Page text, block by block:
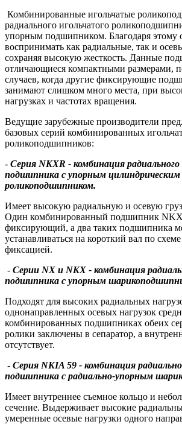
Комбинированные игольчатые
радиального игольчатого
упорным подшипником. Благодаря этому
воспринимать как радиальные, так и
сохраняя высокую жесткость. Данные
отличающиеся компактными размерами,
случаев, когда другие фиксирующие
занимают слишком много места, при
нагрузках и частотах вращения.
Ведущие зарубежные производители
базовых серий комбинированных
роликоподшипников:
- Серия NKXR - комбинация радиального
подшипника с упорным цилиндрическим
роликоподшипником.
Имеет высокую радиальную и осевую
Один комбинированный подшипник
фиксирующий, а два таких подшипника
устанавливаться на короткий вал по
фиксацией.
- Серии NX и NKX - комбинация
подшипника с упорным
Подходят для высоких радиальных
однонаправленных осевых нагрузок
комбинированных подшипниках обеих
ролики заключены в сепаратор, а
отсутствует.
- Серия NKIA 59 - комбинация
подшипника с радиально-упорным
Имеет внутреннее съемное кольцо и
сечение. Выдерживает высокие
умеренные осевые нагрузки одного